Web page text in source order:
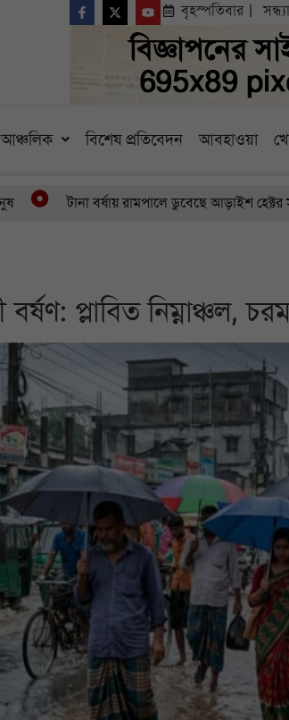
বৃহস্পতিবার
আঞ্চলিক বিশেষ প্রতিবেদন আবহাওয়া
বর্ষায় রামপালে ডুবেছে আড়াইশ হেক্টর সবজিক্ষেত
প্লাবিত নিম্নাঞ্চল,